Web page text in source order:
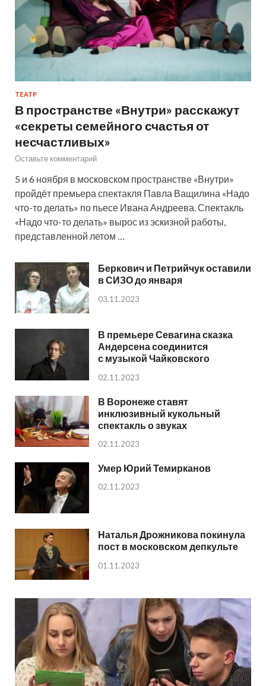
ТЕАТР
В пространстве «Внутри» расскажут
«секреты семейного счастья от
несчастливых»
Оставьте комментарий
5 и 6 ноября в московском пространстве «Внутри»
пройдёт премьера спектакля Павла Ващилина «Надо
что-то делать» по пьесе Ивана Андреева. Спектакль
«Надо что-то делать» вырос из эскизной работы,
представленной летом …
Беркович и Петрийчук оставили
в СИЗО до января
03.11.2023
В премьере Севагина сказка
Андерсена соединится
с музыкой Чайковского
02.11.2023
В Воронеже ставят
инклюзивный кукольный
спектакль о звуках
02.11.2023
Умер Юрий Темирканов
02.11.2023
Наталья Дрожникова покинула
пост в московском депкульте
01.11.2023